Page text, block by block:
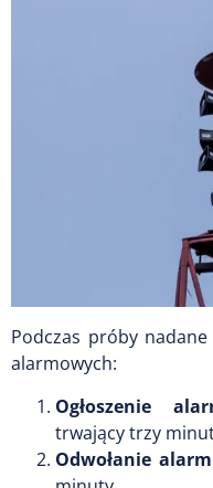
Podczas próby
alarmowych:
Ogłoszenie
trwający trzy
Odwołanie